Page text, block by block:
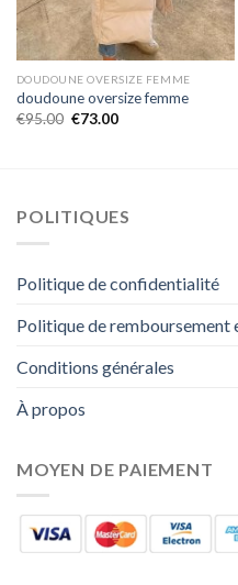
DOUDOUNE OVERSIZE FEMME
doudoune oversize femme
€95.00 €73.00
POLITIQUES
Politique de confidentialité
Politique de remboursement
Conditions générales
À propos
MOYEN DE PAIEMENT